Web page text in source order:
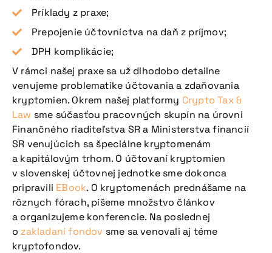
Príklady z praxe;
Prepojenie účtovníctva na daň z príjmov;
DPH komplikácie;
V rámci našej praxe sa už dlhodobo detailne
venujeme problematike účtovania a zdaňovania
kryptomien. Okrem našej platformy Crypto Tax &
Law sme súčasťou pracovných skupín na úrovni
Finančného riaditeľstva SR a Ministerstva financií
SR venujúcich sa špeciálne kryptomenám
a kapitálovým trhom. O účtovaní kryptomien
v slovenskej účtovnej jednotke sme dokonca
pripravili EBook. O kryptomenách prednášame na
rôznych fórach, píšeme množstvo článkov
a organizujeme konferencie. Na poslednej
o zakladaní fondov sme sa venovali aj téme
kryptofondov.